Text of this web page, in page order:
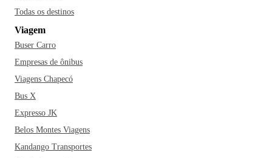
Todas os destinos
Viagem
Buser Carro
Empresas de ônibus
Viagens Chapecó
Bus X
Expresso JK
Belos Montes Viagens
Kandango Transportes